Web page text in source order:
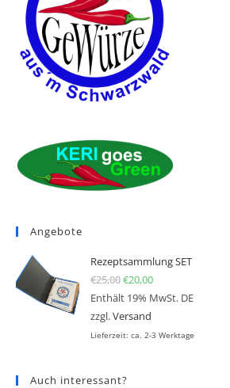
Angebote
Rezeptsammlung SET
€25,00Ursprünglicher
€20,00Aktueller Preis
Enthält 19% MwSt. DE
zzgl.Versand
Lieferzeit: ca. 2-3 Werktage
Auch interessant?